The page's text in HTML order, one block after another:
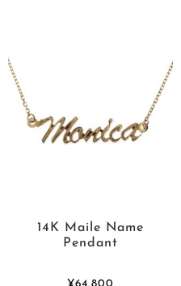
14K Maile Name
Pendant
¥64,800